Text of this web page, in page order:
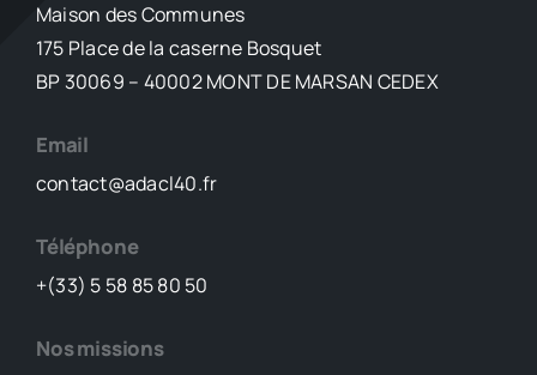
contrôle XXL
Maison des Communes
175 Place de la caserne Bosquet
BP 30069 – 40002 MONT DE MARSAN CEDEX
Email
contact@adacl40.fr
Téléphone
+(33) 5 58 85 80 50
Nos missions